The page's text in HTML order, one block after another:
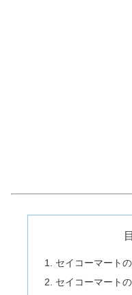
セイコーマート
セイコーマート